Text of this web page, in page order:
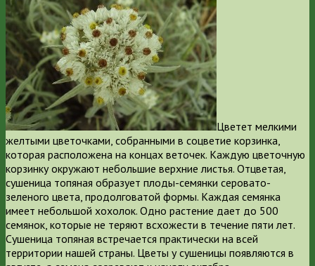
Цветет мелкими
желтыми цветочками, собранными в соцветие корзинка,
которая расположена на концах веточек. Каждую цветочную
корзинку окружают небольшие верхние листья. Отцветая,
сушеница топяная образует плоды-семянки серовато-
зеленого цвета, продолговатой формы. Каждая семянка
имеет небольшой хохолок. Одно растение дает до 500
семянок, которые не теряют всхожести в течение пяти лет.
Сушеница топяная встречается практически на всей
территории нашей страны. Цветы у сушеницы появляются в